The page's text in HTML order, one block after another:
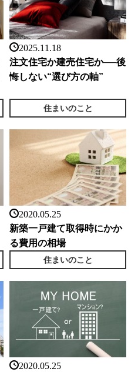
2025.11.18
注文住宅か建売住宅か──後
悔しない“選び方の軸”
住まいのこと
2020.05.25
新築一戸建て取得時にかか
る費用の相場
住まいのこと
2020.05.25